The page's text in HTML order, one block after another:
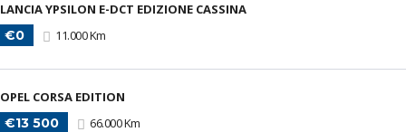
LANCIA YPSILON E-DCT EDIZIONE CASSINA
€0
11.000 Km
OPEL CORSA EDITION
€13 500
66.000 Km